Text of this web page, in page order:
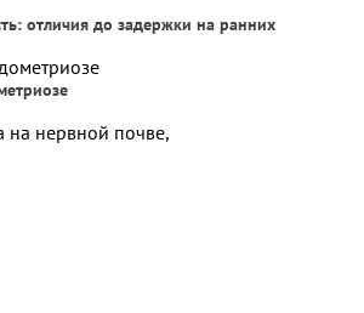
отличия до задержки на ранних